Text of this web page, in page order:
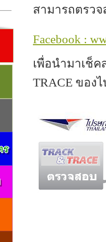
สามารถตรว
Facebook :
เพื่อนำมาเ
TRACE ของ